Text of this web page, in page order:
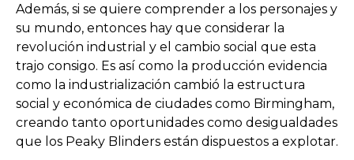
Además, si se quiere comprender a los personajes y
su mundo, entonces hay que considerar la
revolución industrial y el cambio social que esta
trajo consigo. Es así como la producción evidencia
como la industrialización cambió la estructura
social y económica de ciudades como Birmingham,
creando tanto oportunidades como desigualdades
que los Peaky Blinders están dispuestos a explotar.